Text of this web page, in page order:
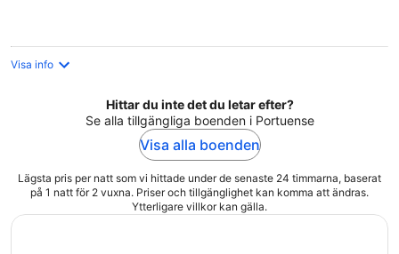
Visa info
Hittar du inte det du letar efter?
Se alla tillgängliga boenden i Portuense
Visa alla boenden
Lägsta pris per natt som vi hittade under de senaste 24 timmarna, baserat
på 1 natt för 2 vuxna. Priser och tillgänglighet kan komma att ändras.
Ytterligare villkor kan gälla.